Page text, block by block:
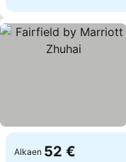
Alkaen 52 €